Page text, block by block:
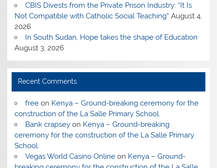
CBIS Divests from the Private Prison Industry: “It Is
Not Compatible with Catholic Social Teaching” August 4,
2026
In South Sudan, Hope takes the shape of Education
August 3, 2026
Recent Comments
freeon Kenya – Ground-breaking ceremony for the
construction of the La Salle Primary School.
Bank crapseyon Kenya – Ground-breaking
ceremony for the construction of the La Salle Primary
School.
Vegas World Casino Onlineon Kenya – Ground-